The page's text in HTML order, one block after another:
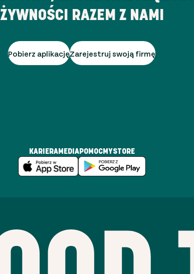
ŻYWNOŚCI RAZEM Z NAMI
Pobierz aplikacjęZarejestruj swoją firmę
KARIERA MEDIA POMOCMYSTORE